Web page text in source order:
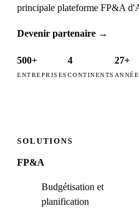
principale plateforme FP&A
Devenir partenaire →
500+
ENTREPRISES
4
CONTINENTS
27+
SOLUTIONS
FP&A
Budgétisation et
planification